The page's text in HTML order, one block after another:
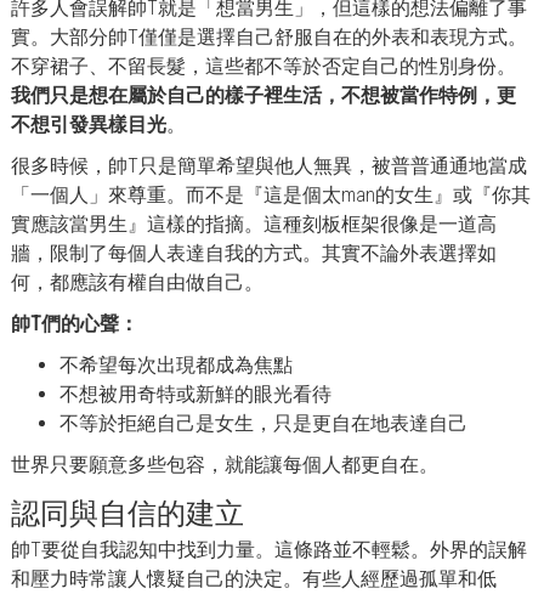
許多人會誤解帥T就是「想當男生」，但這樣的想法偏離了事
實。大部分帥T僅僅是選擇自己舒服自在的外表和表現方式。
不穿裙子、不留長髮，這些都不等於否定自己的性別身份。
我們只是想在屬於自己的樣子裡生活，不想被當作特例，更
不想引發異樣目光。
很多時候，帥T只是簡單希望與他人無異，被普普通通地當成
「一個人」來尊重。而不是『這是個太man的女生』或『你其
實應該當男生』這樣的指摘。這種刻板框架很像是一道高
牆，限制了每個人表達自我的方式。其實不論外表選擇如
何，都應該有權自由做自己。
帥T們的心聲：
不希望每次出現都成為焦點
不想被用奇特或新鮮的眼光看待
不等於拒絕自己是女生，只是更自在地表達自己
世界只要願意多些包容，就能讓每個人都更自在。
認同與自信的建立
帥T要從自我認知中找到力量。這條路並不輕鬆。外界的誤解
和壓力時常讓人懷疑自己的決定。有些人經歷過孤單和低